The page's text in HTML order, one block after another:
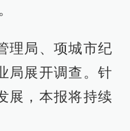
理局、项城市纪
局展开调查。针
展，本报将持续